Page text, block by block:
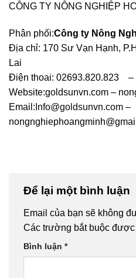
CÔNG TY NÔNG NGHIỆP
Phân phối:Công ty Nông
Địa chỉ: 170 Sư Vạn Hạnh,
Lai
Điện thoai: 02693.820.823
Website:goldsunvn.com –
Email: Info@goldsunvn.com –
Để lại một bình luận
Email của bạn sẽ không
Các trường bắt buộc được
Bình luận *